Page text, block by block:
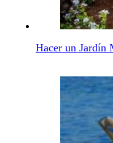
Hacer un Jardín
Piscina Al Aire
Al Aire Libre,